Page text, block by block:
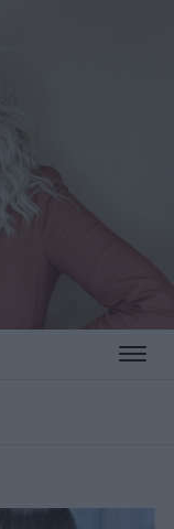
Toggle